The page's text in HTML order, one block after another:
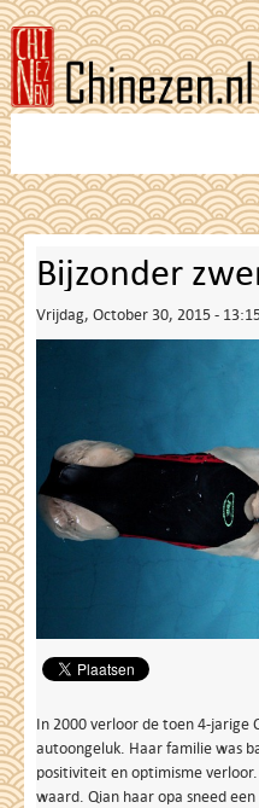
Skip
to
main
content
Bijzonder
Vrijdag, October 30, 2015 -
In 2000 verloor de toen 4-jarige
autoongeluk. Haar familie was
positiviteit en optimisme
waard. Qian haar opa sneed